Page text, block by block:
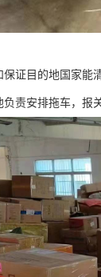
证目的地国家
责安排拖车，报